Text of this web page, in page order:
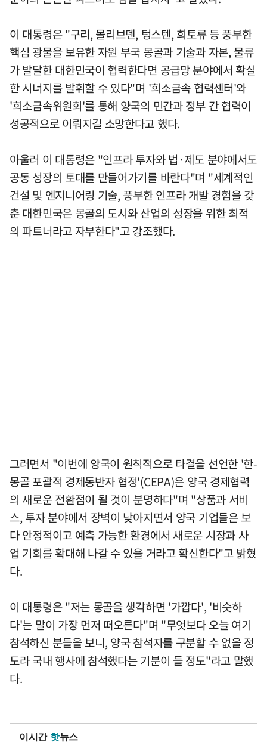
이 대통령은 "구리, 몰리브덴, 텅스텐, 희토류 등 풍부한
핵심 광물을 보유한 자원 부국 몽골과 기술과 자본, 물류
가 발달한 대한민국이 협력한다면 공급망 분야에서 확실
한 시너지를 발휘할 수 있다"며 '희소금속 협력센터'와
'희소금속위원회'를 통해 양국의 민간과 정부 간 협력이
성공적으로 이뤄지길 소망한다고 했다.
아울러 이 대통령은 "인프라 투자와 법·제도 분야에서도
공동 성장의 토대를 만들어가기를 바란다"며 "세계적인
건설 및 엔지니어링 기술, 풍부한 인프라 개발 경험을 갖
춘 대한민국은 몽골의 도시와 산업의 성장을 위한 최적
의 파트너라고 자부한다"고 강조했다.
그러면서 "이번에 양국이 원칙적으로 타결을 선언한 '한-
몽골 포괄적 경제동반자 협정'(CEPA)은 양국 경제협력
의 새로운 전환점이 될 것이 분명하다"며 "상품과 서비
스, 투자 분야에서 장벽이 낮아지면서 양국 기업들은 보
다 안정적이고 예측 가능한 환경에서 새로운 시장과 사
업 기회를 확대해 나갈 수 있을 거라고 확신한다"고 밝혔
다.
이 대통령은 "저는 몽골을 생각하면 '가깝다', '비슷하
다'는 말이 가장 먼저 떠오른다"며 "무엇보다 오늘 여기
참석하신 분들을 보니, 양국 참석자를 구분할 수 없을 정
도라 국내 행사에 참석했다는 기분이 들 정도"라고 말했
다.
이시간 핫뉴스